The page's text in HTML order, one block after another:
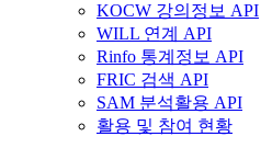
KOCW 강의정보 API
WILL 연계 API
Rinfo 통계정보 API
FRIC 검색 API
SAM 분석활용 API
활용 및 참여 현황